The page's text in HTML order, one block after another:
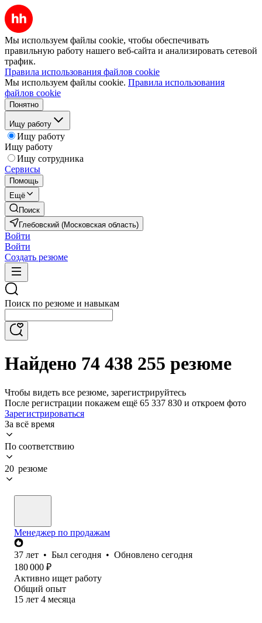
Мы используем файлы cookie, чтобы обеспечивать
правильную работу нашего веб-сайта и анализировать сетевой
трафик.
Правила использования файлов cookie
Мы используем файлы cookie. Правила использования
файлов cookie
Понятно
Ищу работу
Ищу работу
Ищу работу
Ищу сотрудника
Сервисы
Помощь
Ещё
Поиск
Глебовский (Московская область)
Войти
Войти
Создать резюме
Поиск по резюме и навыкам
Найдено 74 438 255 резюме
Чтобы видеть все резюме, зарегистрируйтесь
После регистрации покажем ещё 65 337 830 и откроем фото
Зарегистрироваться
За всё время
По соответствию
20 резюме
Менеджер по продажам
37 лет • Был сегодня • Обновлено сегодня
180 000 ₽
Активно ищет работу
Общий опыт
15 лет 4 месяца